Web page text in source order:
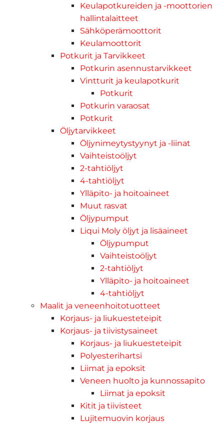
Keulapotkureiden ja -moottorien
hallintalaitteet
Sähköperämoottorit
Keulamoottorit
Potkurit ja Tarvikkeet
Potkurin asennustarvikkeet
Vintturit ja keulapotkurit
Potkurit
Potkurin varaosat
Potkurit
Öljytarvikkeet
Öljynimeytystyynyt ja -liinat
Vaihteistoöljyt
2-tahtiöljyt
4-tahtiöljyt
Ylläpito- ja hoitoaineet
Muut rasvat
Öljypumput
Liqui Moly öljyt ja lisäaineet
Öljypumput
Vaihteistoöljyt
2-tahtiöljyt
Ylläpito- ja hoitoaineet
4-tahtiöljyt
Maalit ja veneenhoitotuotteet
Korjaus- ja liukuesteteipit
Korjaus- ja tiivistysaineet
Korjaus- ja liukuesteteipit
Polyesterihartsi
Liimat ja epoksit
Veneen huolto ja kunnossapito
Liimat ja epoksit
Kitit ja tiivisteet
Lujitemuovin korjaus